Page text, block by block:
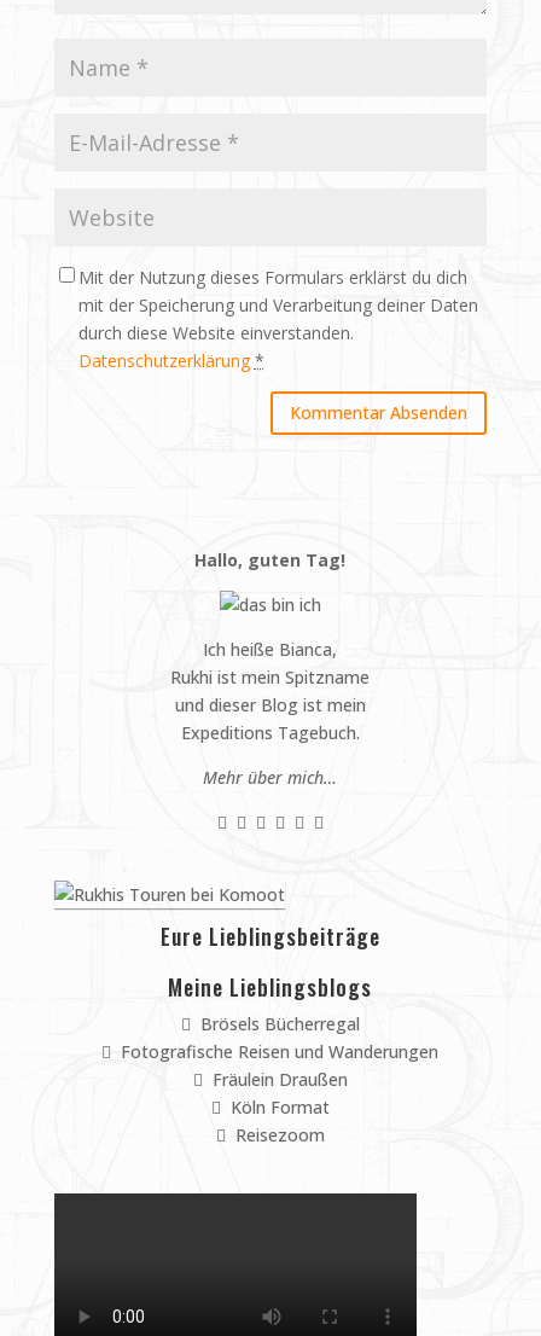
Mit der Nutzung dieses Formulars erklärst du dich
mit der Speicherung und Verarbeitung deiner Daten
durch diese Website einverstanden.
Datenschutzerklärung *
Hallo, guten Tag!
Ich heiße Bianca,
Rukhi ist mein Spitzname
und dieser Blog ist mein
Expeditions Tagebuch.
Mehr über mich…
Eure Lieblingsbeiträge
Meine Lieblingsblogs
Brösels Bücherregal
Fotografische Reisen und Wanderungen
Fräulein Draußen
Köln Format
Reisezoom